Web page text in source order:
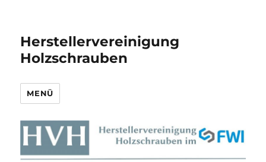
Herstellervereinigung
Holzschrauben
MENÜ